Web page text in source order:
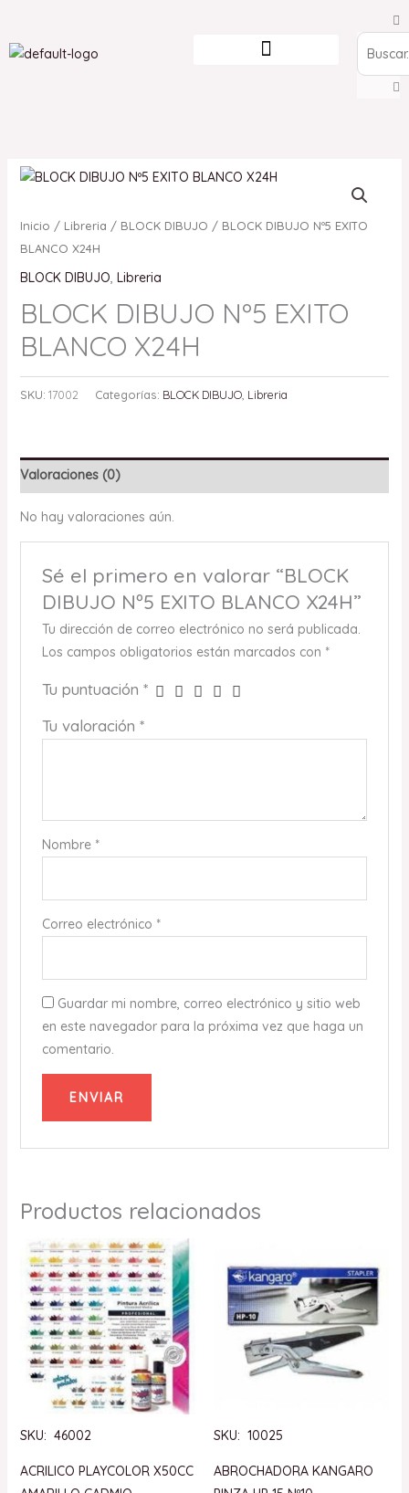
contenido
Search
Inicio / Libreria / BLOCK DIBUJO / BLOCK DIBUJO Nº5 EXITO
BLANCO X24H
BLOCK DIBUJO, Libreria
BLOCK DIBUJO Nº5 EXITO
BLANCO X24H
SKU: 17002 Categorías: BLOCK DIBUJO, Libreria
Valoraciones (0)
No hay valoraciones aún.
Sé el primero en valorar “BLOCK
DIBUJO Nº5 EXITO BLANCO X24H”
Tu dirección de correo electrónico no será publicada.
Los campos obligatorios están marcados con *
Tu puntuación *
Tu valoración *
Nombre *
Correo electrónico *
Guardar mi nombre, correo electrónico y sitio web
en este navegador para la próxima vez que haga un
comentario.
Productos relacionados
SKU: 46002
ACRILICO PLAYCOLOR X50CC
SKU: 10025
ABROCHADORA KANGARO